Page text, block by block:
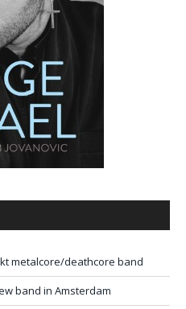
metalcore/deathcore band
band in Amsterdam